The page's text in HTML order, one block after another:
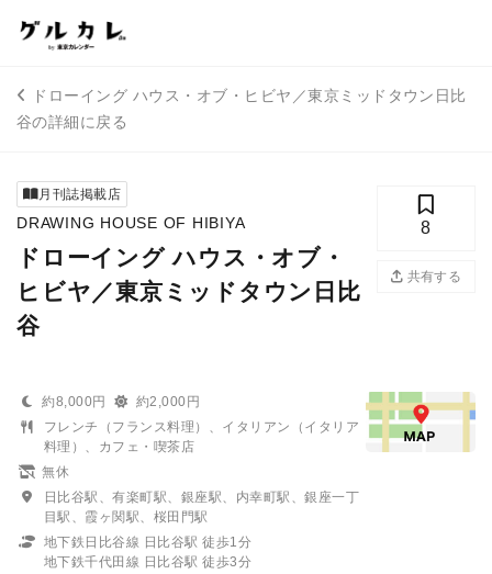
ドローイング ハウス・オブ・ヒビヤ／東京ミッドタウン日比
谷の詳細に戻る
月刊誌掲載店
DRAWING HOUSE OF HIBIYA
ドローイング ハウス・オブ・
ヒビヤ／東京ミッドタウン日比
谷
8
共有する
約8,000円
約2,000円
フレンチ（フランス料理）、イタリアン（イタリア
料理）、カフェ・喫茶店
無休
日比谷駅、有楽町駅、銀座駅、内幸町駅、銀座一丁
目駅、霞ヶ関駅、桜田門駅
地下鉄日比谷線 日比谷駅 徒歩1分
地下鉄千代田線 日比谷駅 徒歩3分